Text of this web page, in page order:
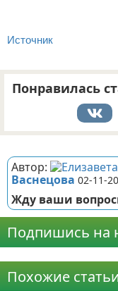
Источник
Понравилась
Автор:
Васнецова 02-11-
Жду ваши
Подпишись на
Похожие